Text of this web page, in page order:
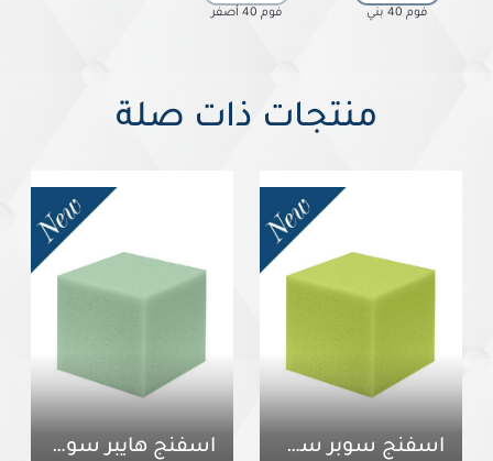
فوم 40 بني فوم 40 أصفر
منتجات ذات صلة
اسفنج سوبر سوفت 40 اسفنج هايبر سوفت 40